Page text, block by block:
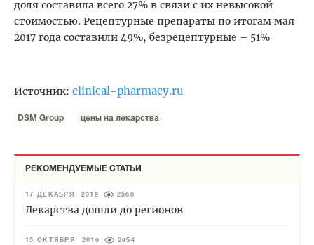
доля составила всего 27% в связи с их невысокой
стоимостью. Рецептурные препараты по итогам мая
2017 года составили 49%, безрецептурные – 51%
Источник: clinical-pharmacy.ru
DSM Group цены на лекарства
РЕКОМЕНДУЕМЫЕ СТАТЬИ
17 ДЕКАБРЯ 2019 2568
Лекарства дошли до регионов
15 ОКТЯБРЯ 2019 2954